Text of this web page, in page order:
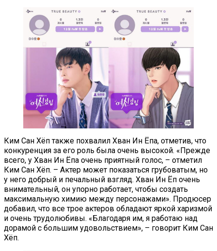
Ким Сан Хёп также похвалил Хван Ин Ёпа, отметив, что
конкуренция за его роль была очень высокой. «Прежде
всего, у Хван Ин Ёпа очень приятный голос, – отметил
Ким Сан Хёп. – Актер может показаться грубоватым, но
у него добрый и печальный взгляд. Хван Ин Ёп очень
внимательный, он упорно работает, чтобы создать
максимальную химию между персонажами». Продюсер
добавил, что все трое актеров обладают яркой харизмой
и очень трудолюбивы. «Благодаря им, я работаю над
дорамой с большим удовольствием», – говорит Ким Сан
Хёп.